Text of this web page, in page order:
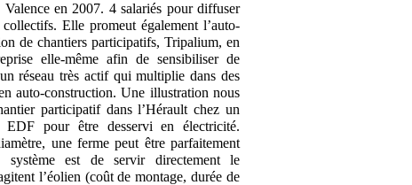
Valence en 2007. 4 salariés pour diffuser
Elle promeut également l’auto-
de chantiers participatifs, Tripalium, en
elle-même afin de sensibiliser de
réseau très actif qui multiplie dans des
auto-construction. Une illustration nous
participatif dans l’Hérault chez un
pour être desservi en électricité.
une ferme peut être parfaitement
est de servir directement le
l’éolien (coût de montage, durée de